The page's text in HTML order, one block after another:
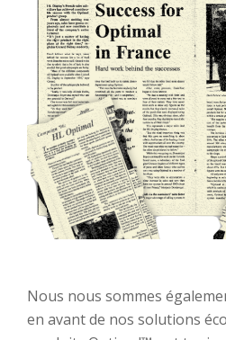
Nous nous sommes
en avant de nos solutions